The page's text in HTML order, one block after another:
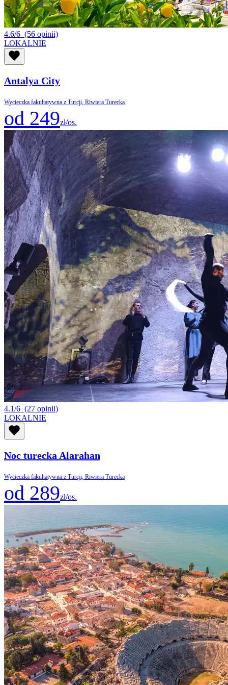
4.6/6 (56 opinii)
LOKALNIE
Antalya City
Wycieczka fakultatywna z Turcji, Riwiera Turecka
od 249zł/os.
4.1/6 (27 opinii)
LOKALNIE
Noc turecka Alarahan
Wycieczka fakultatywna z Turcji, Riwiera Turecka
od 289zł/os.